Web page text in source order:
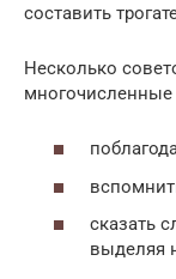
составить
Несколько
сказать
выделяя